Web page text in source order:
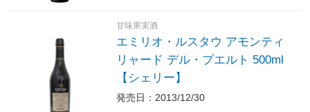
甘味果実酒
エミリオ・ルスタウ アモンティ
リャード デル・プエルト 500ml
【シェリー】
発売日：2013/12/30